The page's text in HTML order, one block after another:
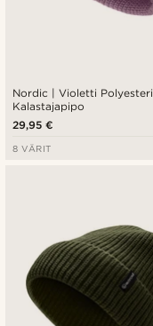
Nordic | Violetti Polyesteri
Kalastajapipo
29,95 €
8 VÄRIT